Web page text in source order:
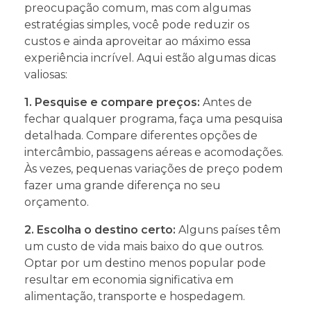
preocupação comum, mas com algumas
estratégias simples, você pode reduzir os
custos e ainda aproveitar ao máximo essa
experiência incrível. Aqui estão algumas dicas
valiosas:
1. Pesquise e compare preços: Antes de
fechar qualquer programa, faça uma pesquisa
detalhada. Compare diferentes opções de
intercâmbio, passagens aéreas e acomodações.
Às vezes, pequenas variações de preço podem
fazer uma grande diferença no seu
orçamento.
2. Escolha o destino certo: Alguns países têm
um custo de vida mais baixo do que outros.
Optar por um destino menos popular pode
resultar em economia significativa em
alimentação, transporte e hospedagem.